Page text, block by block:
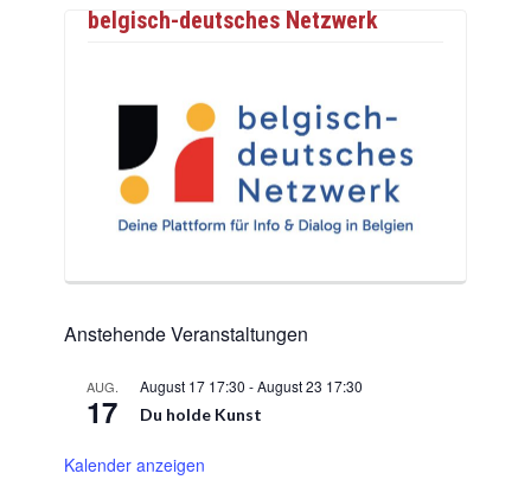
belgisch-deutsches Netzwerk
Anstehende Veranstaltungen
AUG.
17
August 17 17:30 -August 23 17:30
Du holde Kunst
Kalender anzeigen